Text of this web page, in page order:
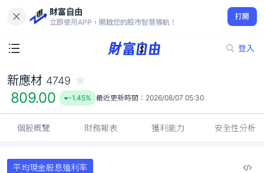
財富自由
立即使用APP，開啟您的股市智慧導航！
打開
登入
809.00
-1.45%
新應材 4749
809.00 -1.45% 最近更新時間： 2026/08/07 05:30
個股概覽 財務報表 獲利能力 安全性分析
平均現金股息殖利率